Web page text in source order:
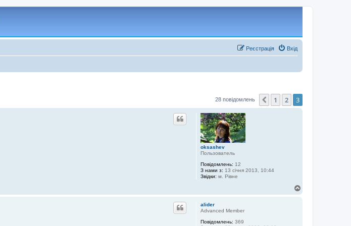
Вхід
Реєстрація
28 повідомлень Поперед.
1 2 3
oksashev
Пользователь
Повідомлень: 12
З нами з: 13 січня 2013, 10:44
Звідки: м. Рівне
alider
Advanced Member
Повідомлень: 369